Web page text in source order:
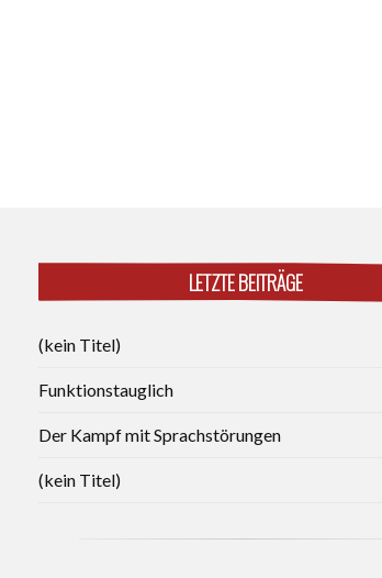
LETZTE BEITRÄGE
(kein Titel)
Funktionstauglich
Der Kampf mit Sprachstörungen
(kein Titel)